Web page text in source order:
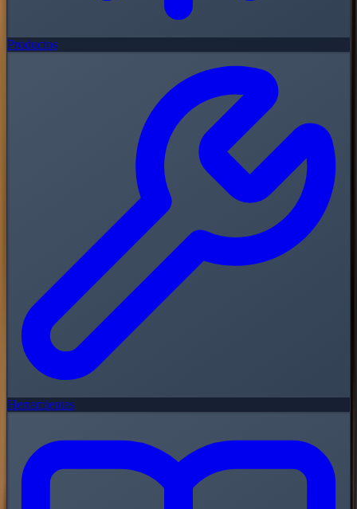
Productos
Herramientas